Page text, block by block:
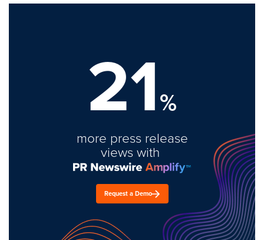
21%
more press release
views with
Request a Demo